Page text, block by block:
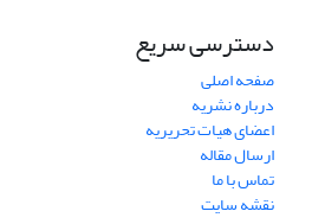
دسترسی سریع
صفحه اصلی
درباره نشریه
اعضای هیات تحریریه
ارسال مقاله
تماس با ما
نقشه سایت